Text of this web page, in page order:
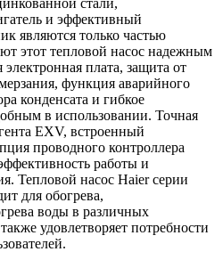
и эффективный
являются только частью
этот тепловой насос надежным
плата, защита от
функция аварийного
конденсата и гибкое
в использовании. Точная
EXV, встроенный
проводного контроллера
работы и
Тепловой насос Haier серии
для обогрева,
воды в различных
удовлетворяет потребности